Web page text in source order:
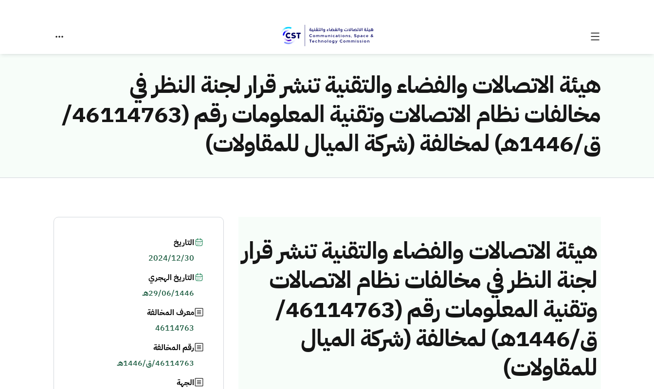
هيئة الاتصالات والفضاء والتقنية تنشر قرار لجنة النظر في
مخالفات نظام الاتصالات وتقنية المعلومات رقم (46114763/
ق/1446هـ) لمخالفة (شركة الميال للمقاولات)
هيئة الاتصالات والفضاء والتقنية تنشر قرار
لجنة النظر في مخالفات نظام الاتصالات
وتقنية المعلومات رقم (46114763/
ق/1446هـ) لمخالفة (شركة الميال
للمقاولات)
التاريخ
2024/12/30
التاريخ الهجري
29/06/1446هـ
معرف المخالفة
46114763
رقم المخالفة
46114763/ق/1446هـ
الجهة